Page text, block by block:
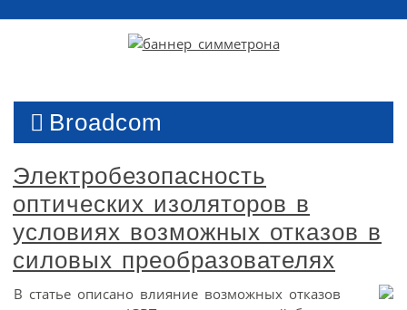
Broadcom
Электробезопасность
оптических изоляторов в
условиях возможных отказов в
силовых преобразователях
В статье описано влияние возможных отказов